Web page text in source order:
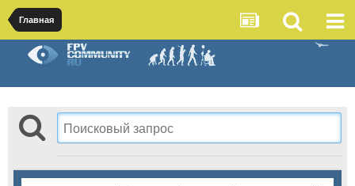
Главная